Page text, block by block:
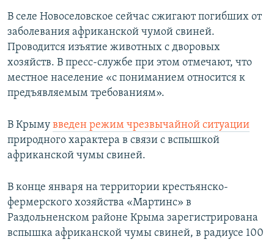
В селе Новоселовское сейчас сжигают погибших от
заболевания африканской чумой свиней.
Проводится изъятие животных с дворовых
хозяйств. В пресс-службе при этом отмечают, что
местное население «с пониманием относится к
предъявляемым требованиям».
В Крыму введен режим чрезвычайной ситуации
природного характера в связи с вспышкой
африканской чумы свиней.
В конце января на территории крестьянско-
фермерского хозяйства «Мартинс» в
Раздольненском районе Крыма зарегистрирована
вспышка африканской чумы свиней, в радиусе 100